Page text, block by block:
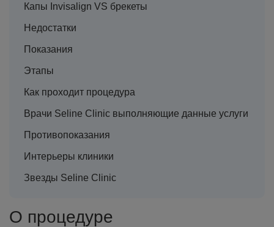
Капы Invisalign VS брекеты
Недостатки
Показания
Этапы
Как проходит процедура
Врачи Seline Clinic выполняющие данные услуги
Противопоказания
Интерьеры клиники
Звезды Seline Clinic
О процедуре